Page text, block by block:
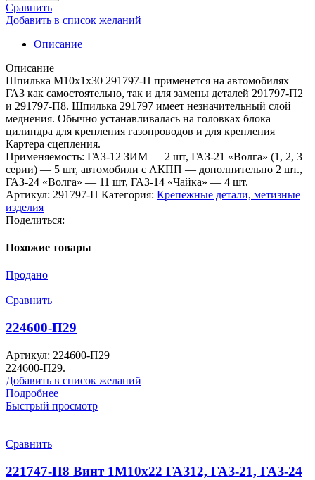
Сравнить
Добавить в список желаний
Описание
Описание
Шпилька М10х1х30 291797-П применется на автомобилях
ГАЗ как самостоятельно, так и для замены деталей 291797-П2
и 291797-П8. Шпилька 291797 имеет незначительный слой
меднения. Обычно устанавливалась на головках блока
цилиндра для крепления газопроводов и для крепления
Картера сцепления.
Применяемость: ГАЗ-12 ЗИМ — 2 шт, ГАЗ-21 «Волга» (1, 2, 3
серии) — 5 шт, автомобили с АКПП — дополнительно 2 шт.,
ГАЗ-24 «Волга» — 11 шт, ГАЗ-14 «Чайка» — 4 шт.
Артикул: 291797-П Категория: Крепежные детали, метизные
изделия
Поделиться:
Похожие товары
Продано
Сравнить
224600-П29
Артикул: 224600-П29
224600-П29.
Добавить в список желаний
Подробнее
Быстрый просмотр
Сравнить
221747-П8 Винт 1М10х22 ГАЗ12, ГАЗ-21, ГАЗ-24